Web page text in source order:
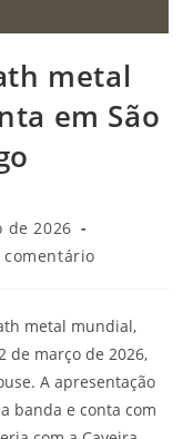
metal
em São
de 2026
comentário
metal mundial,
de março de 2026,
A apresentação
banda e conta com